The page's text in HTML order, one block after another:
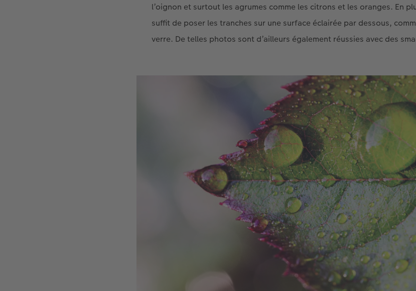
l’oignon et surtout les agrumes comme les citrons et les oranges. En
suffit de poser les tranches sur une surface éclairée par dessous,
verre. De telles photos sont d’ailleurs également réussies avec des